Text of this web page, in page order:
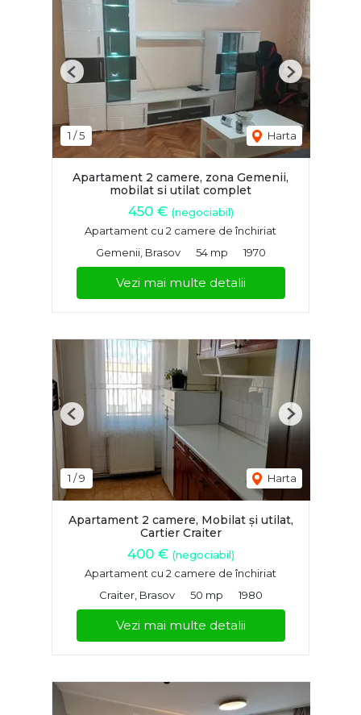
1 /5 Harta
Previous Next
Apartament 2 camere, zona Gemenii,
mobilat si utilat complet
450 € (negociabil)
Apartament cu 2 camere de închiriat
Gemenii, Brasov
54 mp 1970
Vezi mai multe detalii
1 /9 Harta
Previous Next
Apartament 2 camere, Mobilat și utilat,
Cartier Craiter
400 € (negociabil)
Apartament cu 2 camere de închiriat
Craiter, Brasov
50 mp 1980
Vezi mai multe detalii